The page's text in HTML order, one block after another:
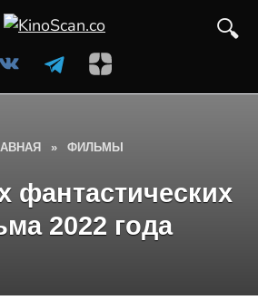
» ФИЛЬМЫ
фантастических
2022 года